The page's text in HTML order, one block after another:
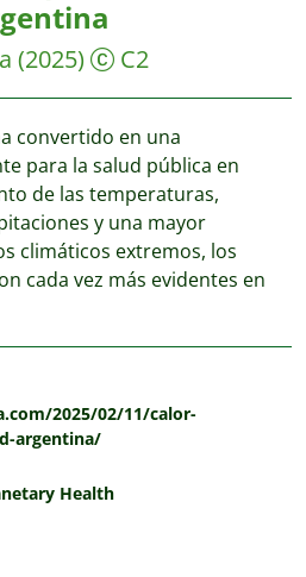
(2025) C2
convertido en una
para la salud pública en
de las temperaturas,
y una mayor
climáticos extremos, los
cada vez más evidentes en
2025/02/11/calor-
argentina/
Health